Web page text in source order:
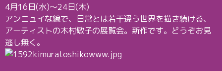
4月16日(水)〜24日(木)
アンニュイな線で、日常とは若干違う世界を描き続ける、
アーティストの木村敏子の展覧会。新作です。どうぞお見
逃し無く。